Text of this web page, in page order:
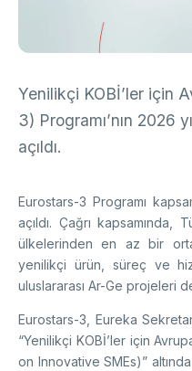
Üretken Yapay Zekâ
DESTEKLER
Ulusal Programlar
Uluslararası Programlar
Sanayi
Ulusal Programlar
Bilim & Toplum
Uluslararası Programlar
Bilimsel Etkinlik
Etkinlik Düzenleme
Etkinliklere Katılım
Uluslararası Destekler
Uluslararası İş
İkili İş Birliği Programları
AB Çerçeve Programları
Lisans / Önlisans
Yenilikçi KOBİ’ler için
3) Programı’nın 2026
açıldı.
Eurostars-3 Programı
açıldı. Çağrı
ülkelerinden en az bir
yenilikçi ürün, süreç ve
uluslararası Ar-Ge projeleri
Eurostars-3, Eureka
“Yenilikçi KOBİ’ler için
on Innovative SMEs)”